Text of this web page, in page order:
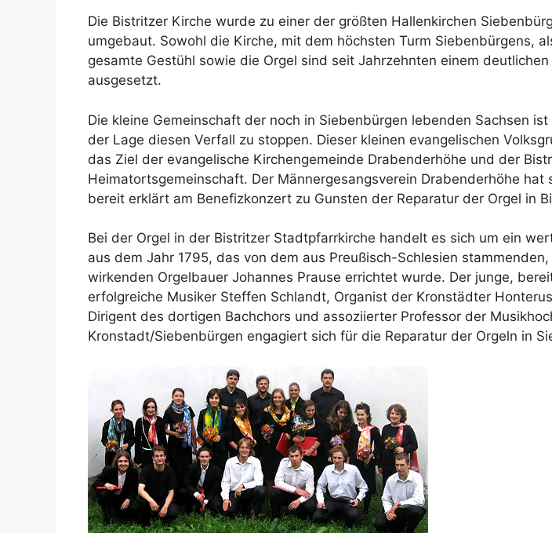
Die Bistritzer Kirche wurde zu einer der größten Hallenkirchen
umgebaut. Sowohl die Kirche, mit dem höchsten Turm Siebenbürgens,
gesamte Gestühl sowie die Orgel sind seit Jahrzehnten einem deutlichen
ausgesetzt.
Die kleine Gemeinschaft der noch in Siebenbürgen lebenden Sachsen
der Lage diesen Verfall zu stoppen. Dieser kleinen evangelischen
das Ziel der evangelische Kirchengemeinde Drabenderhöhe und der
Heimatortsgemeinschaft. Der Männergesangsverein Drabenderhöhe hat
bereit erklärt am Benefizkonzert zu Gunsten der Reparatur der Orgel in
Bei der Orgel in der Bistritzer Stadtpfarrkirche handelt es sich um ein
aus dem Jahr 1795, das von dem aus Preußisch-Schlesien
wirkenden Orgelbauer Johannes Prause errichtet wurde. Der junge,
erfolgreiche Musiker Steffen Schlandt, Organist der Kronstädter
Dirigent des dortigen Bachchors und assoziierter Professor der
Kronstadt/Siebenbürgen engagiert sich für die Reparatur der Orgeln in